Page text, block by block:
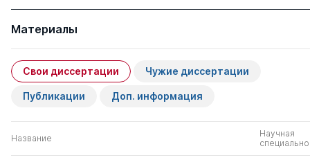
Материалы
Свои диссертации Чужие диссертации
Публикации Доп. информация
Название
Научная